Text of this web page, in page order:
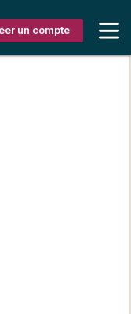
un compte